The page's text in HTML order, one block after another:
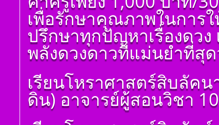
เพื่อรักษาคุณภาพในการ
ปรึกษาทุกปัญหาเรื่องดวง
พลังดวงดาวที่แม่นยำที่สุ
เรียนโหราศาสตร์สิบลัค
ดิน) อาจารย์ผู้สอนวิชา
โ ห ร า ส า ด (ฉบับ